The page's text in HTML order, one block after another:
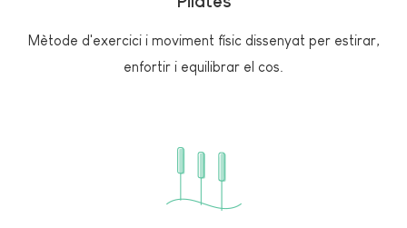
Mètode d'exercici i moviment físic dissenyat per estirar,
enfortir i equilibrar el cos.